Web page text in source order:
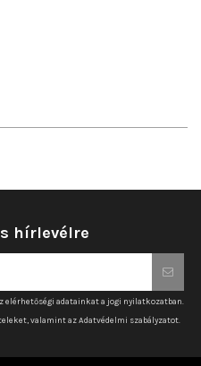
hírlevélre
adatainkat a jogi nyilatkozatban.
valamint az Adatvédelmi szabályzatot.